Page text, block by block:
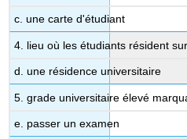
c. une carte d'étudiant
4. lieu où les étudiants résident
d. une résidence universitaire
5. grade universitaire élevé
e. passer un examen